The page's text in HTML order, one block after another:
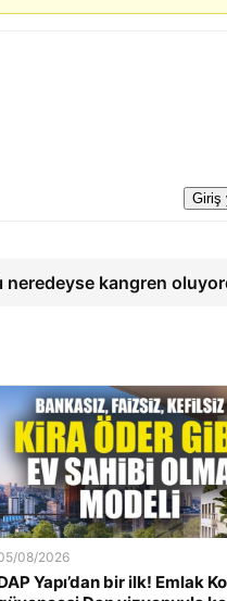
Giriş
neredeyse kangren
08/2026
Yapı’dan bir ilk! Emlak